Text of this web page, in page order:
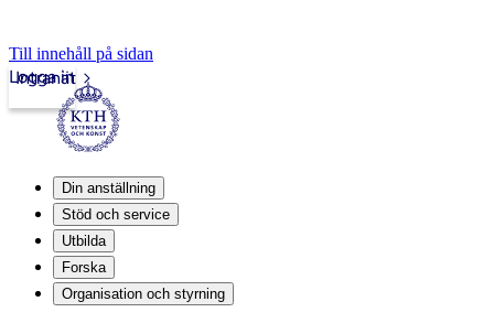
Till innehåll på sidan
Intranät
Logga in
Din anställning
Stöd och service
Utbilda
Forska
Organisation och styrning